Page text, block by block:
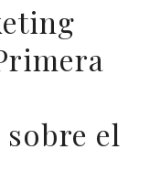
el